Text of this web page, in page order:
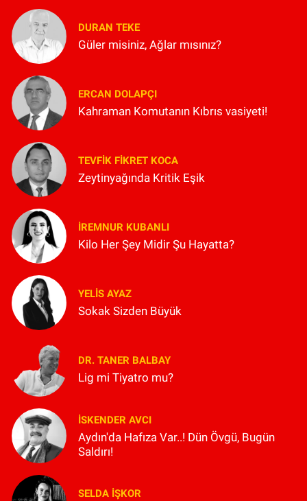
DURAN TEKE
Güler misiniz, Ağlar mısınız?
ERCAN DOLAPÇI
Kahraman Komutanın Kıbrıs vasiyeti!
TEVFIK FIKRET KOCA
Zeytinyağında Kritik Eşik
İREMNUR KUBANLI
Kilo Her Şey Midir Şu Hayatta?
YELIS AYAZ
Sokak Sizden Büyük
DR. TANER BALBAY
Lig mi Tiyatro mu?
İSKENDER AVCI
Aydın'da Hafıza Var..! Dün Övgü, Bugün
Saldırı!
SELDA İŞKOR